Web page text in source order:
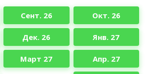
Сент. 26 Окт. 26
Дек. 26 Янв. 27
Март 27 Апр. 27